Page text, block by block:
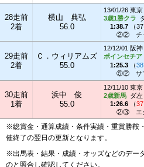
28走前
2着
横山 典弘
56.0
13/01/26 東
3歳1勝クラ
1:38.7 （
②②
チ
29走前
2着
Ｃ．ウィリアムズ
55.0
12/12/01 阪
ポインセチア
1:25.3 （
⑤②
サ
30走前
1着
浜中 俊
55.0
12/11/10 東
2歳新馬 ダ左
1:26.6 （
②③
エ
※総賞金・通算成績・条件実績・重賞勝鞍
催終了の翌日の更新となります。
※出馬表・結果・成績・オッズなどのデー
のと照合し確認してください。